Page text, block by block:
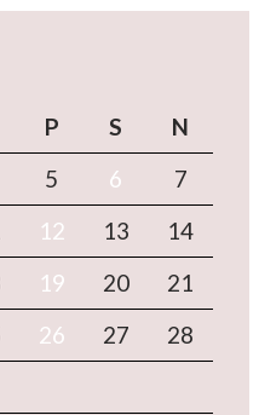
P S
N
5 6
7
12 13
14
19 20
21
26 27
28